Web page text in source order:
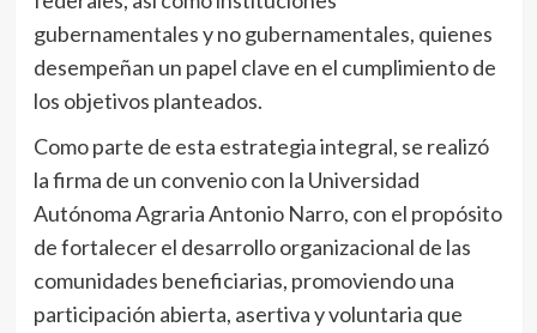
gubernamentales y no gubernamentales, quienes
desempeñan un papel clave en el cumplimiento de
los objetivos planteados.
Como parte de esta estrategia integral, se realizó
la firma de un convenio con la Universidad
Autónoma Agraria Antonio Narro, con el propósito
de fortalecer el desarrollo organizacional de las
comunidades beneficiarias, promoviendo una
participación abierta, asertiva y voluntaria que